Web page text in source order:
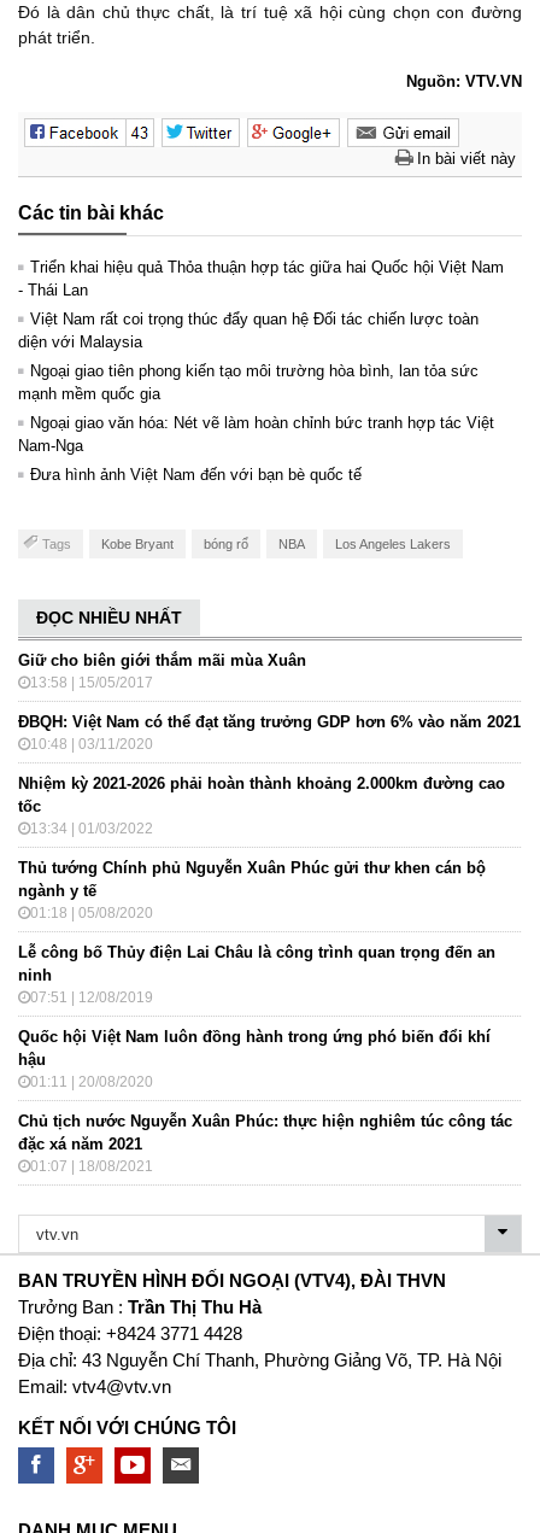
Đó là dân chủ thực chất, là trí tuệ xã hội cùng chọn con đường
phát triển.
Nguồn: VTV.VN
In bài viết này
Các tin bài khác
Triển khai hiệu quả Thỏa thuận hợp tác giữa hai Quốc hội Việt Nam
- Thái Lan
Việt Nam rất coi trọng thúc đẩy quan hệ Đối tác chiến lược toàn
diện với Malaysia
Ngoại giao tiên phong kiến tạo môi trường hòa bình, lan tỏa sức
mạnh mềm quốc gia
Ngoại giao văn hóa: Nét vẽ làm hoàn chỉnh bức tranh hợp tác Việt
Nam-Nga
Đưa hình ảnh Việt Nam đến với bạn bè quốc tế
Tags Kobe Bryant bóng rổ NBA Los Angeles Lakers
ĐỌC NHIỀU NHẤT
Giữ cho biên giới thắm mãi mùa Xuân
13:58 | 15/05/2017
ĐBQH: Việt Nam có thể đạt tăng trưởng GDP hơn 6% vào năm 2021
10:48 | 03/11/2020
Nhiệm kỳ 2021-2026 phải hoàn thành khoảng 2.000km đường cao
tốc
13:34 | 01/03/2022
Thủ tướng Chính phủ Nguyễn Xuân Phúc gửi thư khen cán bộ
ngành y tế
01:18 | 05/08/2020
Lễ công bố Thủy điện Lai Châu là công trình quan trọng đến an
ninh
07:51 | 12/08/2019
Quốc hội Việt Nam luôn đồng hành trong ứng phó biến đổi khí
hậu
01:11 | 20/08/2020
Chủ tịch nước Nguyễn Xuân Phúc: thực hiện nghiêm túc công tác
đặc xá năm 2021
01:07 | 18/08/2021
BAN TRUYỀN HÌNH ĐỐI NGOẠI (VTV4), ĐÀI THVN
Trưởng Ban : Trần Thị Thu Hà
Ðiện thoại: +8424 3771 4428
Địa chỉ: 43 Nguyễn Chí Thanh, Phường Giảng Võ, TP. Hà Nội
Email: vtv4@vtv.vn
KẾT NỐI VỚI CHÚNG TÔI